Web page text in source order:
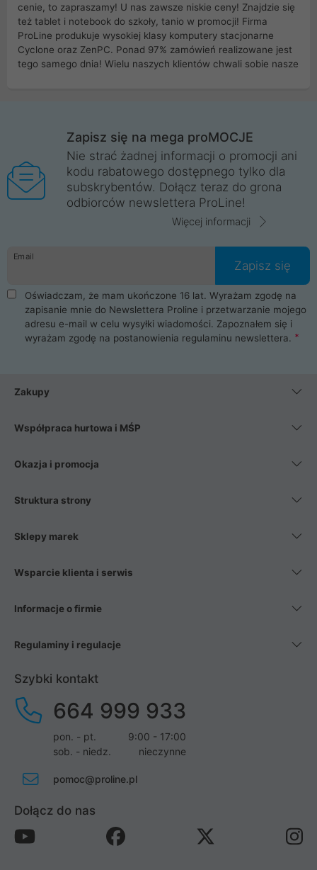
cenie, to zapraszamy! U nas zawsze niskie ceny! Znajdzie się
też tablet i notebook do szkoły, tanio w promocji! Firma
ProLine produkuje wysokiej klasy komputery stacjonarne
Cyclone oraz ZenPC. Ponad 97% zamówień realizowane jest
tego samego dnia! Wielu naszych klientów chwali sobie nasze
Wrocław, Poznań, Legnica, Katowice, Gliwice, Kalisz, Bytom,
Trzebnica, Opole. Szybka i profesjonalna obsługa!
ProLine to polska firma ze 100% polskim kapitałem. Działamy
legalnie i płacimy podatki w naszym kraju! Posiadamy siedzibę
główną w Mirkowie oraz salony na terenie kraju. Cała
komunikacja ze sklepem komputerowym ProLine jest
danych osobowych. Dlatego zakup notebooka albo laptopa w
ProLine to czysta przyjemność i pełne bezpieczeństwo.
Zaopatrzysz się u nas w akcesoria i części komputerowe
takie jak procesory, karty graficzne, płyty główne, pamięci,
dyski SSD, M.2 oraz HDD. Nasi pracownicy pomogą Ci wybrać
najlepszy zasilacz komputerowy oraz obudowę do komputera.
Poza komputerami mamy również najlepsze na rynku
Smartfony takich producentów jak Xiaomi, Apple, Samsung i
wentylatory. Na koniec mając już to wszystko, możesz
Zapisz się na mega proMOCJE
Nie strać żadnej informacji o promocji ani
kodu rabatowego dostępnego tylko dla
subskrybentów. Dołącz teraz do grona
odbiorców newslettera ProLine!
Więcej informacji
Email
Zapisz się
Oświadczam, że mam ukończone 16 lat. Wyrażam zgodę na
zapisanie mnie do Newslettera Proline i przetwarzanie mojego
adresu e-mail w celu wysyłki wiadomości. Zapoznałem się i
wyrażam zgodę na postanowienia regulaminu newslettera.
Zakupy
Współpraca hurtowa i MŚP
Okazja i promocja
Struktura strony
Sklepy marek
Wsparcie klienta i serwis
Informacje o firmie
Regulaminy i regulacje
Szybki kontakt
664 999 933
pon. - pt.
9:00 - 17:00
sob. - niedz.
nieczynne
pomoc@proline.pl
Dołącz do nas